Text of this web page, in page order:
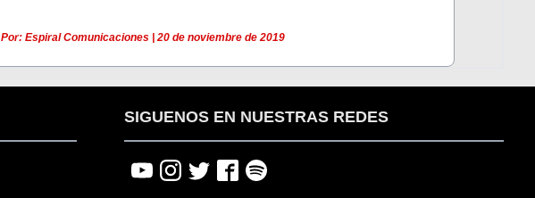
Por: Espiral Comunicaciones | 20 de noviembre de 2019
SIGUENOS EN NUESTRAS REDES